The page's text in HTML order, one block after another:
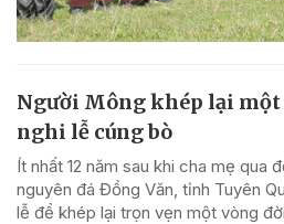
Người Mông khép lại một
nghi lễ cúng bò
Ít nhất 12 năm sau khi cha mẹ qua
nguyên đá Đồng Văn, tỉnh Tuyên
lễ để khép lại trọn vẹn một vòng